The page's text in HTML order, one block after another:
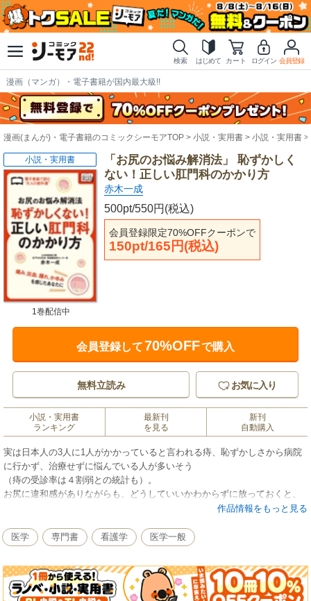
検索 はじめて カート ログイン 会員登録
漫画（マンガ）・電子書籍が国内最大級!!
漫画(まんが)・電子書籍のコミックシーモアTOP 小説・実用書 小説・実用書
「お尻のお悩み解消法」 恥ずかしく
ない！正しい肛門科のかかり方
赤木一成
500pt/550円(税込)
会員登録限定70%OFFクーポンで
150pt/165円(税込)
小説・実用書
1巻配信中
会員登録して70%OFFで購入
無料立読み お気に入り
小説・実用書
ランキング
最新刊
を見る
新刊
自動購入
実は日本人の3人に1人がかかっていると言われる痔、恥ずかしさから病院
に行かず、治療せずに悩んでいる人が多いそう
（痔の受診率は４割弱との統計も）。
お尻に違和感がありながらも、どうしていいかわからずに放っておくと、
受診しにくい大腸肛門科について、痔について、専門家の見分け方、正し
い大腸肛門科のかかり方、手術前後の不安解消など、患者の不安を解消す
お尻に違和感のかる方は必読です。
作品情報をもっと見る
医学 専門書 看護学 医学一般